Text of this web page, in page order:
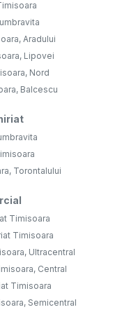
Aradului
Lipovei
Nord
Balcescu
Torontalului
Timisoara
Timisoara
Ultracentral
Central
Timisoara
Semicentral